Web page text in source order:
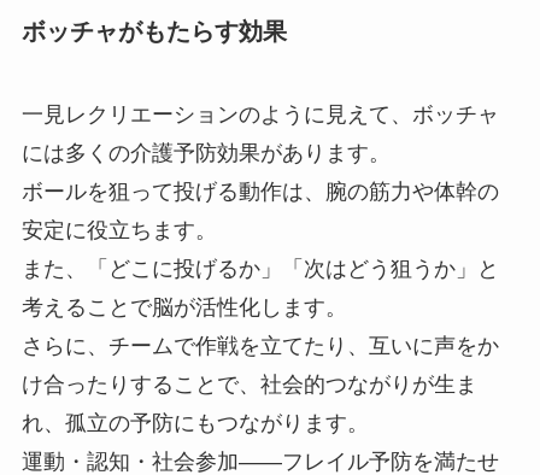
ボッチャがもたらす効果
一見レクリエーションのように見えて、ボッチャ
には多くの介護予防効果があります。
ボールを狙って投げる動作は、腕の筋力や体幹の
安定に役立ちます。
また、「どこに投げるか」「次はどう狙うか」と
考えることで脳が活性化します。
さらに、チームで作戦を立てたり、互いに声をか
け合ったりすることで、社会的つながりが生ま
れ、孤立の予防にもつながります。
運動・認知・社会参加――フレイル予防を満たせ